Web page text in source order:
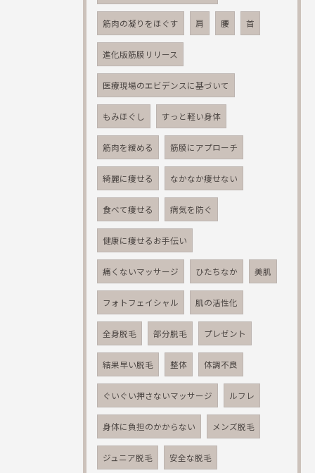
筋肉の凝りをほぐす 肩 腰 首
進化版筋膜リリース
医療現場のエビデンスに基づいて
もみほぐし すっと軽い身体
筋肉を緩める 筋膜にアプローチ
綺麗に痩せる なかなか痩せない
食べて痩せる 病気を防ぐ
健康に痩せるお手伝い
痛くないマッサージ ひたちなか 美肌
フォトフェイシャル 肌の活性化
全身脱毛 部分脱毛 プレゼント
結果早い脱毛 整体 体調不良
ぐいぐい押さないマッサージ ルフレ
身体に負担のかからない メンズ脱毛
ジュニア脱毛 安全な脱毛